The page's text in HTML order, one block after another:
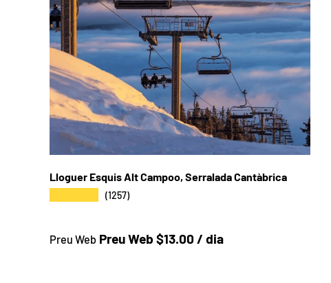
Lloguer Esquis Alt Campoo, Serralada Cantàbrica
(1257)
Preu a la botiga
Preu Web Preu Web $13.00 / dia